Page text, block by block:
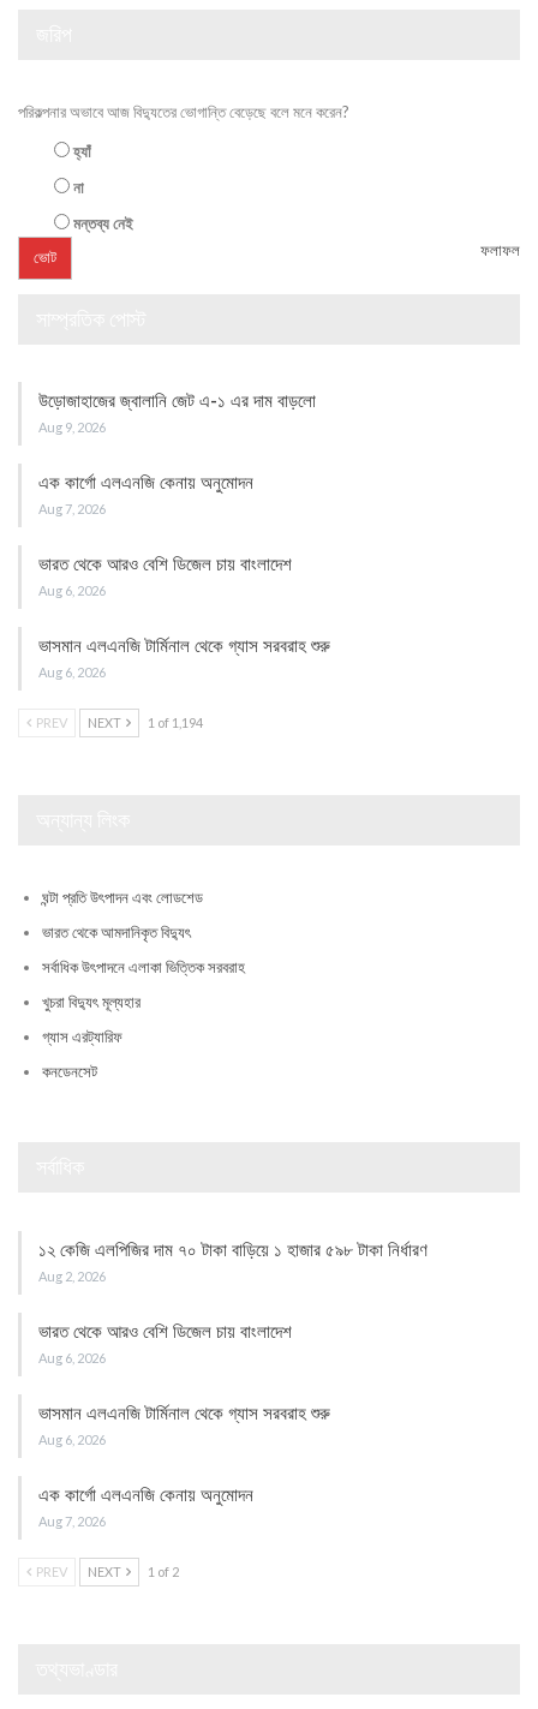
পরিকল্পনার অভাবে আজ বিদ্যুতের ভোগান্তি বেড়েছে বলে মনে করেন?
হ্যাঁ
না
মন্তব্য নেই
ফলাফল
উড়োজাহাজের জ্বালানি জেট এ-১ এর দাম বাড়লো
Aug 9, 2026
এক কার্গো এলএনজি কেনায় অনুমোদন
Aug 7, 2026
ভারত থেকে আরও বেশি ডিজেল চায় বাংলাদেশ
Aug 6, 2026
ভাসমান এলএনজি টার্মিনাল থেকে গ্যাস সরবরাহ শুরু
Aug 6, 2026
PREV NEXT 1 of 1,194
ঘন্টা প্রতি উৎপাদন এবং লোডশেড
ভারত থেকে আমদানিকৃত বিদ্যুৎ
সর্বাধিক উৎপাদনে এলাকা ভিত্তিক সরবরাহ
খুচরা বিদ্যুৎ মূল্যহার
গ্যাস এরট্যারিফ
কনডেনসেট
১২ কেজি এলপিজির দাম ৭০ টাকা বাড়িয়ে ১ হাজার ৫৯৮ টাকা নির্ধারণ
Aug 2, 2026
ভারত থেকে আরও বেশি ডিজেল চায় বাংলাদেশ
Aug 6, 2026
ভাসমান এলএনজি টার্মিনাল থেকে গ্যাস সরবরাহ শুরু
Aug 6, 2026
এক কার্গো এলএনজি কেনায় অনুমোদন
Aug 7, 2026
PREV NEXT 1 of 2